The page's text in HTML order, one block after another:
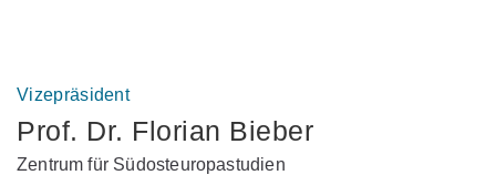
Vizepräsident
Prof. Dr. Florian Bieber
Zentrum für Südosteuropastudien